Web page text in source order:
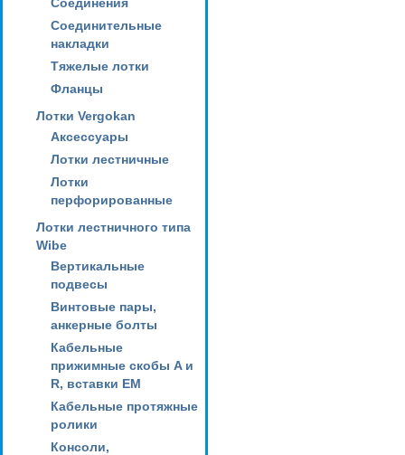
Соединительные
накладки
Тяжелые лотки
Фланцы
Лотки Vergokan
Аксессуары
Лотки лестничные
Лотки
перфорированные
Лотки лестничного типа
Wibe
Вертикальные
подвесы
Винтовые пары,
анкерные болты
Кабельные
прижимные скобы A и
R, вставки EM
Кабельные протяжные
ролики
Консоли,